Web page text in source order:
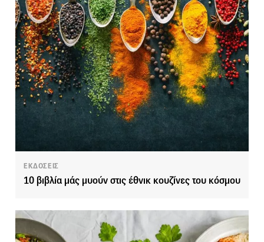
ΕΚΔΟΣΕΙΣ
10 βιβλία μάς μυούν στις έθνικ κουζίνες του κόσμου